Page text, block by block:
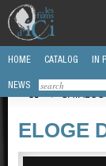
HOME CATALOG IN
NEWS
/
CATALOG
ELOGE